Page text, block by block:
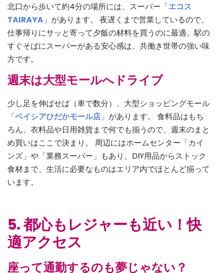
北口から歩いて約4分の場所には、スーパー「エコス
TAIRAYA 」があります。 夜遅くまで営業しているので、
仕事帰りにサッと寄って夕飯の材料を買うのに最適。駅の
すぐそばにスーパーがある安心感は、共働き世帯の強い味
方です。
週末は大型モールへドライブ
少し足を伸ばせば（車で数分）、大型ショッピングモール
「ベイシアひだかモール店 」があります。 食料品はもち
ろん、衣料品や日用雑貨まで何でも揃うので、週末のまと
め買いはここで決まり。 周辺にはホームセンター「カイ
ンズ」や「業務スーパー」もあり、DIY用品からストック
食材まで、生活に必要なものはエリア内でほとんど揃って
います。
5. 都心もレジャーも近い！快
適アクセス
座って通勤するのも夢じゃない？